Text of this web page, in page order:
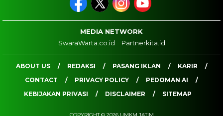
MEDIA NETWORK
SwaraWarta.co.id
Partnerkita.id
ABOUT US REDAKSI PASANG IKLAN
KARIR
CONTACT
PRIVACY POLICY
PEDOMAN AI
KEBIJAKAN PRIVASI
DISCLAIMER SITEMAP